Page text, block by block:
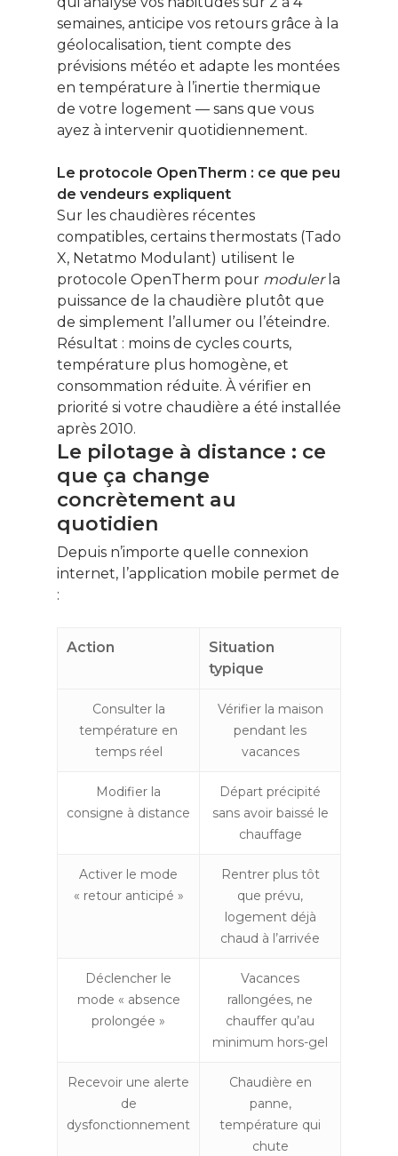
semaines, anticipe vos retours grâce à la
géolocalisation, tient compte des
prévisions météo et adapte les montées
en température à l’inertie thermique
de votre logement — sans que vous
ayez à intervenir quotidiennement.
Le protocole OpenTherm : ce que peu
de vendeurs expliquent
Sur les chaudières récentes
compatibles, certains thermostats (Tado
X, Netatmo Modulant) utilisent le
protocole OpenTherm pour modulerla
puissance de la chaudière plutôt que
de simplement l’allumer ou l’éteindre.
Résultat : moins de cycles courts,
température plus homogène, et
consommation réduite. À vérifier en
priorité si votre chaudière a été installée
après 2010.
Le pilotage à distance : ce
que ça change
concrètement au
quotidien
Depuis n’importe quelle connexion
internet, l’application mobile permet de
:
Action
Situation
typique
Consulter la
température en
temps réel
Vérifier la maison
pendant les
vacances
Modifier la
consigne à distance
Départ précipité
sans avoir baissé le
chauffage
Activer le mode
« retour anticipé »
Rentrer plus tôt
que prévu,
logement déjà
chaud à l’arrivée
Déclencher le
mode « absence
prolongée »
Vacances
rallongées, ne
chauffer qu’au
minimum hors-gel
Recevoir une alerte
de
dysfonctionnement
Chaudière en
panne,
température qui
chute